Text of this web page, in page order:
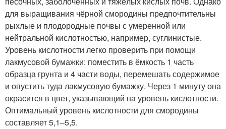
для выращивания чёрной смородины предпочтительны
рыхлые и плодородные почвы с умеренной или
нейтральной кислотностью, например, суглинистые.
Уровень кислотности легко проверить при помощи
лакмусовой бумажки: поместить в ёмкость 1 часть
образца грунта и 4 части воды, перемешать содержимое
и опустить туда лакмусовую бумажку. Через 1 минуту она
окрасится в цвет, указывающий на уровень кислотности.
Оптимальный уровень кислотности для смородины
составляет 5,1–5,5.